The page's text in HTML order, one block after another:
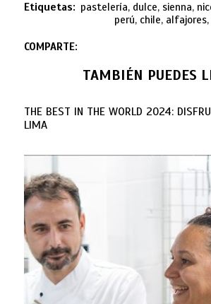
Etiquetas: pastelería, dulce, sienna,
perú, chile,
COMPARTE:
TAMBIÉN PUEDES
THE BEST IN THE WORLD 2024:
LIMA